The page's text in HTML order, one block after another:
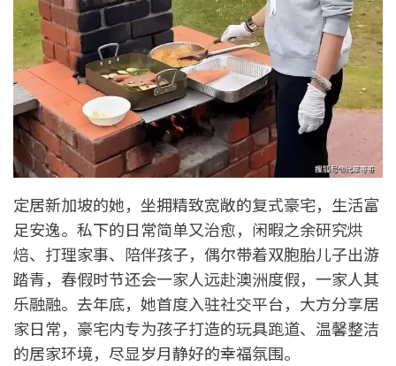
定居新加坡的她，坐拥精致宽敞的复式豪宅，生活富
足安逸。私下的日常简单又治愈，闲暇之余研究烘
焙、打理家事、陪伴孩子，偶尔带着双胞胎儿子出游
踏青，春假时节还会一家人远赴澳洲度假，一家人其
乐融融。去年底，她首度入驻社交平台，大方分享居
家日常，豪宅内专为孩子打造的玩具跑道、温馨整洁
的居家环境，尽显岁月静好的幸福氛围。